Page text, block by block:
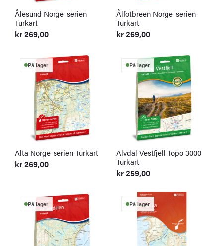
Ålesund Norge-serien
Turkart
kr269,00
Ålfotbreen Norge-serien
Turkart
kr269,00
På lager
Alta Norge-serien Turkart
kr269,00
På lager
Alvdal Vestfjell Topo 3000
Turkart
kr259,00
På lager På lager